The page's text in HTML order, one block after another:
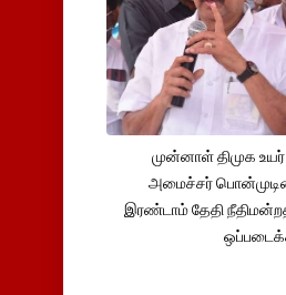
முன்னாள் திமுக
அமைச்சர்
இரண்டாம் தேதி